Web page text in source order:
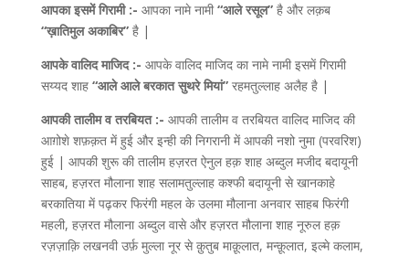
आपका इसमें गिरामी :- आपका नामे नामी“आले रसूल” है और लक़ब
“ख़ातिमुल अकाबिर” है |
आपके वालिद माजिद :- आपके वालिद माजिद का नामे नामी इसमें गिरामी
सय्यद शाह“आले आले बरकात सुथरे मियां” रहमतुल्लाह अलैह है |
आपकी तालीम व तरबियत :- आपकी तालीम व तरबियत वालिद माजिद की
आग़ोशे शफ़क़त में हुई और इन्ही की निगरानी में आपकी नशो नुमा (परवरिश)
हुई | आपकी शुरू की तालीम हज़रत ऐनुल हक़ शाह अब्दुल मजीद बदायूनी
साहब, हज़रत मौलाना शाह सलामतुल्लाह कश्फी बदायूनी से खानकाहे
बरकातिया में पढ़कर फिरंगी महल के उलमा मौलाना अनवार साहब फिरंगी
महली, हज़रत मौलाना अब्दुल वासे और हज़रत मौलाना शाह नूरुल हक़
रज़ज़ाक़ि लखनवी उर्फ़ मुल्ला नूर से क़ुतुब माक़ूलात, मन्क़ूलात, इल्मे कलाम,